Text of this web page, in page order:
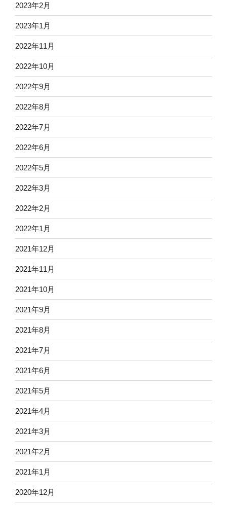
2023年2月
2023年1月
2022年11月
2022年10月
2022年9月
2022年8月
2022年7月
2022年6月
2022年5月
2022年3月
2022年2月
2022年1月
2021年12月
2021年11月
2021年10月
2021年9月
2021年8月
2021年7月
2021年6月
2021年5月
2021年4月
2021年3月
2021年2月
2021年1月
2020年12月